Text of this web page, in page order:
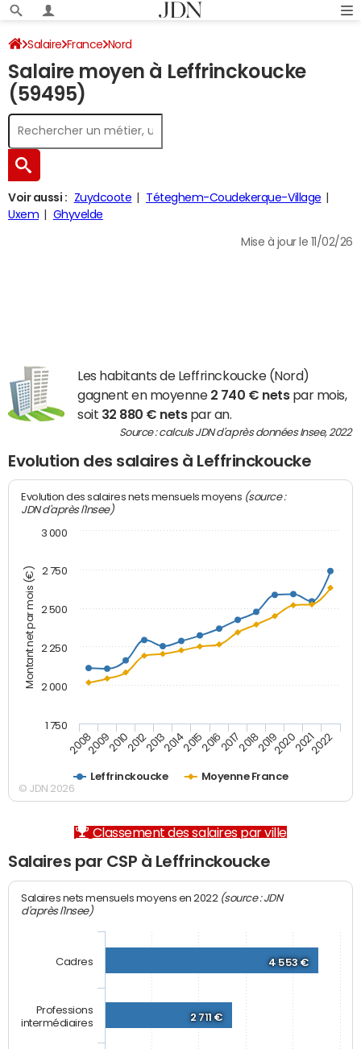
Salaire France Nord
Salaire moyen à Leffrinckoucke
(59495)
Voir aussi : Zuydcoote
Téteghem-Coudekerque-Village
Uxem
Ghyvelde
Mise à jour le 11/02/26
Les habitants de Leffrinckoucke (Nord)
gagnent en moyenne 2 740 € netspar mois,
soit 32 880 € netspar an.
Source : calculs JDN d'après données Insee, 2022
Evolution des salaires à Leffrinckoucke
Montant net par mois (€)
Evolution des salaires nets mensuels moyens (source :
JDN d'après l'Insee)
Leffrinckoucke Moyenne France
20082009201020122013201420152016201720182019202020212022
2 000
1 750
2 250
2 500
2 750
3 000
© JDN 2026
Classement des salaires par ville
Salaires par CSP à Leffrinckoucke
Salaires nets mensuels moyens en 2022 (source : JDN
d'après l'Insee)
4 553 €
2 711 €
Cadres
Professions
intermédiaires